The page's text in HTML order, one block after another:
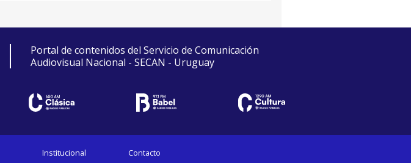
Portal de contenidos del Servicio de Comunicación
Audiovisual Nacional - SECAN - Uruguay
Institucional Contacto